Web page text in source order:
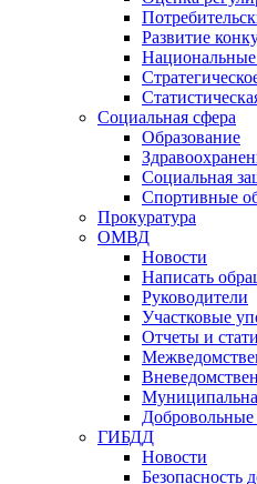
Развитие
Социальная сфера
Образование
Социальная
Спортивные
Прокуратура
ОМВД
Новости
Написать
Руководители
Участковые
Отчеты и
ГИБДД
Новости
Безопасность